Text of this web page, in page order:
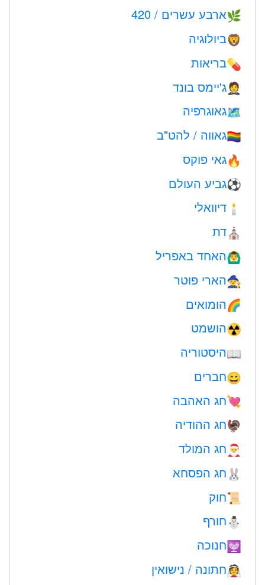
🌿ארבע עשרים / 420
🦁ביולוגיה
💊בריאות
🤵ג'יימס בונד
🗺גאוגרפיה
🏳️‍🌈גאווה / להט"ב
🔥גאי פוקס
⚽גביע העולם
🕯 דיוואלי
⛪️דת
🙆‍♂️האחד באפריל
🧙הארי פוטר
🌈הומואים
☢️הושמט
📖היסטוריה
😄חברים
💘חג האהבה
🦃חג ההודיה
🎅 חג המולד
🐰 חג הפסחא
📜חוק
⛄ חורף
🕎חנוכה
👰חתונה / נישואין